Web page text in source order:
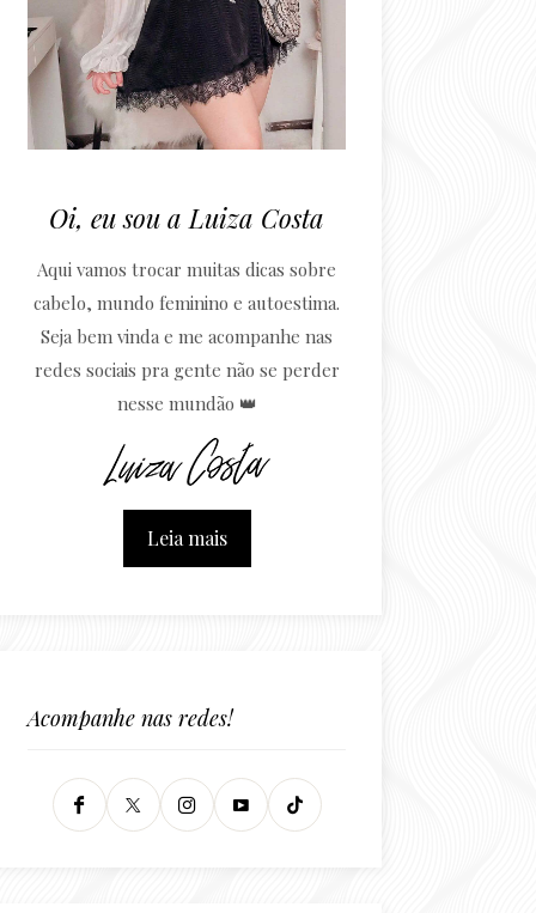
Oi, eu sou a Luiza Costa
Aqui vamos trocar muitas dicas sobre
cabelo, mundo feminino e autoestima.
Seja bem vinda e me acompanhe nas
redes sociais pra gente não se perder
nesse mundão 👑
Leia mais
Acompanhe nas redes!